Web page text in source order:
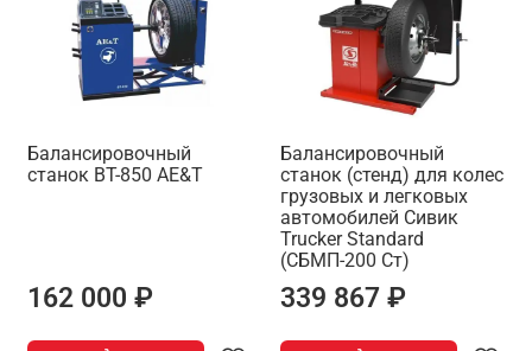
Балансировочный
станок BT-850 AE&T
162 000 ₽
Балансировочный
станок (стенд) для колес
грузовых и легковых
автомобилей Сивик
Trucker Standard
(СБМП-200 Ст)
339 867 ₽